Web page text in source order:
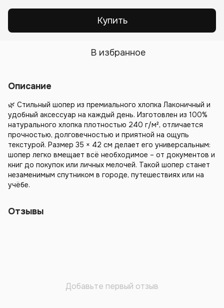
Купить
В избранное
Описание
🌿 Стильный шопер из премиального хлопка Лаконичный и
удобный аксессуар на каждый день. Изготовлен из 100%
натурального хлопка плотностью 240 г/м², отличается
прочностью, долговечностью и приятной на ощупь
текстурой. Размер 35 × 42 см делает его универсальным:
шопер легко вмещает всё необходимое – от документов и
книг до покупок или личных мелочей. Такой шопер станет
незаменимым спутником в городе, путешествиях или на
учёбе.
Отзывы
Добавьте первый отзыв